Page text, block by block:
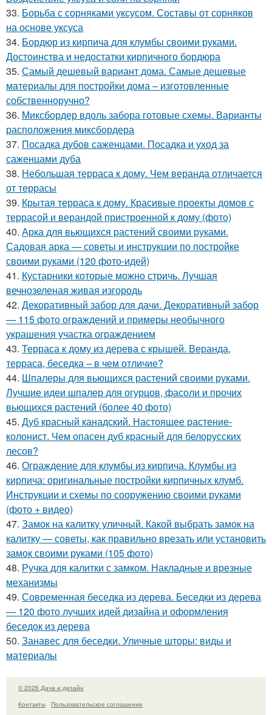
33. Борьба с сорняками уксусом. Составы от сорняков
на основе уксуса
34. Бордюр из кирпича для клумбы своими руками.
Достоинства и недостатки кирпичного бордюра
35. Самый дешевый вариант дома. Самые дешевые
материалы для постройки дома – изготовленные
собственноручно?
36. Миксбордер вдоль забора готовые схемы. Варианты
расположения миксбордера
37. Посадка дубов саженцами. Посадка и уход за
саженцами дуба
38. Небольшая терраса к дому. Чем веранда отличается
от террасы
39. Крытая терраса к дому. Красивые проекты домов с
террасой и верандой пристроенной к дому (фото)
40. Арка для вьющихся растений своими руками.
Садовая арка — советы и инструкции по постройке
своими руками (120 фото-идей)
41. Кустарники которые можно стричь. Лучшая
вечнозеленая живая изгородь
42. Декоративный забор для дачи. Декоративный забор
— 115 фото ограждений и примеры необычного
украшения участка ограждением
43. Терраса к дому из дерева с крышей. Веранда,
терраса, беседка – в чем отличие?
44. Шпалеры для вьющихся растений своими руками.
Лучшие идеи шпалер для огурцов, фасоли и прочих
вьющихся растений (более 40 фото)
45. Дуб красный канадский. Настоящее растение-
колонист. Чем опасен дуб красный для белорусских
лесов?
46. Ограждение для клумбы из кирпича. Клумбы из
кирпича: оригинальные постройки кирпичных клумб.
Инструкции и схемы по сооружению своими руками
(фото + видео)
47. Замок на калитку уличный. Какой выбрать замок на
калитку — советы, как правильно врезать или установить
замок своими руками (105 фото)
48. Ручка для калитки с замком. Накладные и врезные
механизмы
49. Современная беседка из дерева. Беседки из дерева
— 120 фото лучших идей дизайна и оформления
беседок из дерева
50. Занавес для беседки. Уличные шторы: виды и
материалы
© 2026 Дача и дизайн
Контакты
Пользовательское соглашение